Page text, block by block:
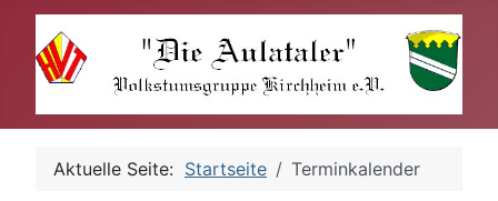
Aktuelle Seite: Startseite Terminkalender